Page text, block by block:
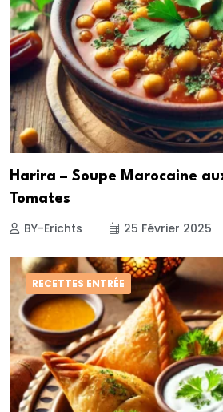
Harira – Soupe Marocaine
Tomates
BY-Erichts 25 Février 2025
RECETTES ENTRÉE